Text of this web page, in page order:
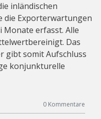
inländischen
die Exporterwartungen
Monate erfasst. Alle
Das
gibt somit Aufschluss
konjunkturelle
0 Kommentare